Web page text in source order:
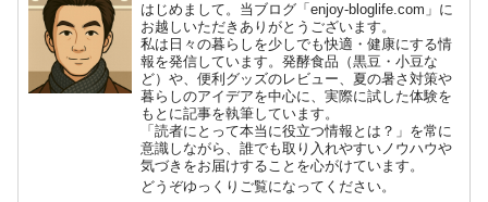
はじめまして。当ブログ「enjoy-bloglife.com」に
お越しいただきありがとうございます。
私は日々の暮らしを少しでも快適・健康にする情
報を発信しています。発酵食品（黒豆・小豆な
ど）や、便利グッズのレビュー、夏の暑さ対策や
暮らしのアイデアを中心に、実際に試した体験を
もとに記事を執筆しています。
「読者にとって本当に役立つ情報とは？」を常に
意識しながら、誰でも取り入れやすいノウハウや
気づきをお届けすることを心がけています。
どうぞゆっくりご覧になってください。